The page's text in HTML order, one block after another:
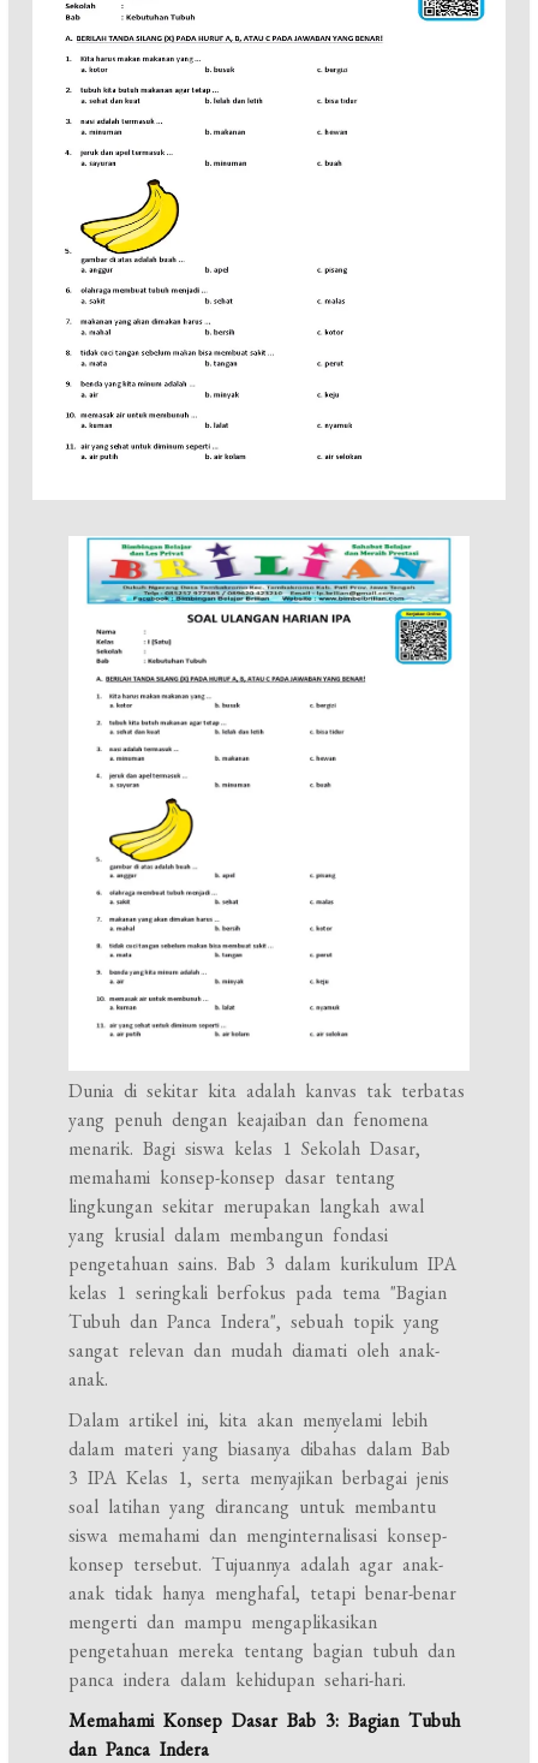
Dunia di sekitar kita adalah kanvas tak terbatas
yang penuh dengan keajaiban dan fenomena
menarik. Bagi siswa kelas 1 Sekolah Dasar,
memahami konsep-konsep dasar tentang
lingkungan sekitar merupakan langkah awal
yang krusial dalam membangun fondasi
pengetahuan sains. Bab 3 dalam kurikulum IPA
kelas 1 seringkali berfokus pada tema "Bagian
Tubuh dan Panca Indera", sebuah topik yang
sangat relevan dan mudah diamati oleh anak-
anak.
Dalam artikel ini, kita akan menyelami lebih
dalam materi yang biasanya dibahas dalam Bab
3 IPA Kelas 1, serta menyajikan berbagai jenis
soal latihan yang dirancang untuk membantu
siswa memahami dan menginternalisasi konsep-
konsep tersebut. Tujuannya adalah agar anak-
anak tidak hanya menghafal, tetapi benar-benar
mengerti dan mampu mengaplikasikan
pengetahuan mereka tentang bagian tubuh dan
panca indera dalam kehidupan sehari-hari.
Memahami Konsep Dasar Bab 3: Bagian Tubuh
dan Panca Indera